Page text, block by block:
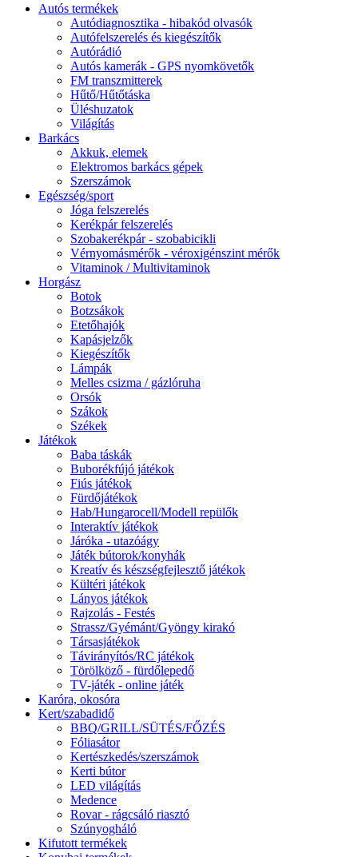
Autós termékek
Autódiagnosztika - hibakód olvasók
Autófelszerelés és kiegészítők
Autórádió
Autós kamerák - GPS nyomkövetők
FM transzmitterek
Hűtő/Hűtőtáska
Üléshuzatok
Világítás
Barkács
Akkuk, elemek
Elektromos barkács gépek
Szerszámok
Egészség/sport
Jóga felszerelés
Kerékpár felszerelés
Szobakerékpár - szobabicikli
Vérnyomásmérők - véroxigénszint mérők
Vitaminok / Multivitaminok
Horgász
Botok
Botzsákok
Etetőhajók
Kapásjelzők
Kiegészítők
Lámpák
Melles csizma / gázlóruha
Orsók
Szákok
Székek
Játékok
Baba táskák
Buborékfújó játékok
Fiús játékok
Fürdőjátékok
Hab/Hungarocell/Modell repülők
Interaktív játékok
Járóka - utazóágy
Játék bútorok/konyhák
Kreatív és készségfejlesztő játékok
Kültéri játékok
Lányos játékok
Rajzolás - Festés
Strassz/Gyémánt/Gyöngy kirakó
Társasjátékok
Távirányítós/RC játékok
Törölköző - fürdőlepedő
TV-játék - online játék
Karóra, okosóra
Kert/szabadidő
BBQ/GRILL/SÜTÉS/FŐZÉS
Fóliasátor
Kertészkedés/szerszámok
Kerti bútor
LED világítás
Medence
Rovar - rágcsáló riasztó
Szúnyogháló
Kifutott termékek